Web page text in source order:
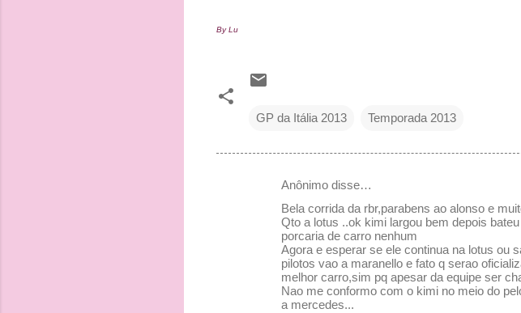
By Lu
GP da Itália 2013 Temporada 2013
Anônimo disse…
Bela corrida da rbr,parabens ao alonso e
Qto a lotus ..ok kimi largou bem depois
porcaria de carro nenhum
Agora e esperar se ele continua na lotus ou
pilotos vao a maranello e fato q serao
melhor carro,sim pq apesar da equipe ser
Nao me conformo com o kimi no meio do
a mercedes...